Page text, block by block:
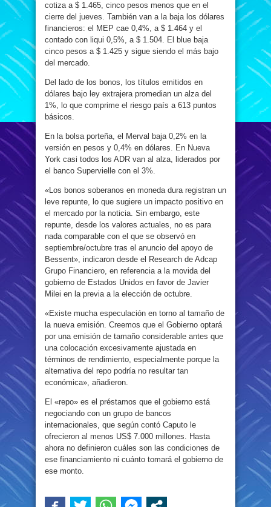
cotiza a $ 1.465, cinco pesos menos que en el
cierre del jueves. También van a la baja los dólares
financieros: el MEP cae 0,4%, a $ 1.464 y el
contado con liqui 0,5%, a $ 1.504. El blue baja
cinco pesos a $ 1.425 y sigue siendo el más bajo
del mercado.
Del lado de los bonos, los títulos emitidos en
dólares bajo ley extrajera promedian un alza del
1%, lo que comprime el riesgo país a 613 puntos
básicos.
En la bolsa porteña, el Merval baja 0,2% en la
versión en pesos y 0,4% en dólares. En Nueva
York casi todos los ADR van al alza, liderados por
el banco Supervielle con el 3%.
«Los bonos soberanos en moneda dura registran un
leve repunte, lo que sugiere un impacto positivo en
el mercado por la noticia. Sin embargo, este
repunte, desde los valores actuales, no es para
nada comparable con el que se observó en
septiembre/octubre tras el anuncio del apoyo de
Bessent», indicaron desde el Research de Adcap
Grupo Financiero, en referencia a la movida del
gobierno de Estados Unidos en favor de Javier
Milei en la previa a la elección de octubre.
«Existe mucha especulación en torno al tamaño de
la nueva emisión. Creemos que el Gobierno optará
por una emisión de tamaño considerable antes que
una colocación excesivamente ajustada en
términos de rendimiento, especialmente porque la
alternativa del repo podría no resultar tan
económica», añadieron.
El «repo» es el préstamos que el gobierno está
negociando con un grupo de bancos
internacionales, que según contó Caputo le
ofrecieron al menos US$ 7.000 millones. Hasta
ahora no definieron cuáles son las condiciones de
ese financiamiento ni cuánto tomará el gobierno de
ese monto.